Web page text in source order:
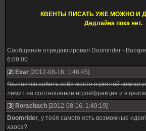
КВЕНТЫ ПИСАТЬ УЖЕ МОЖНО И
Дедлайна пока нет.
Сообщение отредактировал Doomrider -
6:09:00
[2] Exar [2012-08-16, 1:46:45]
*пытается забить себе место в уютной
лимит на соотношение игрок/фракция и в
[3] Rorschach [2012-08-16, 1:49:19]
Doomrider, у тебя самого есть возможные
хаоса?